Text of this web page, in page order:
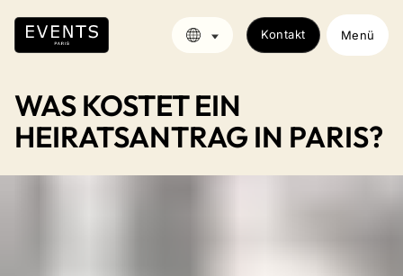
Kontakt Menü
WAS KOSTET EIN
HEIRATSANTRAG IN PARIS?